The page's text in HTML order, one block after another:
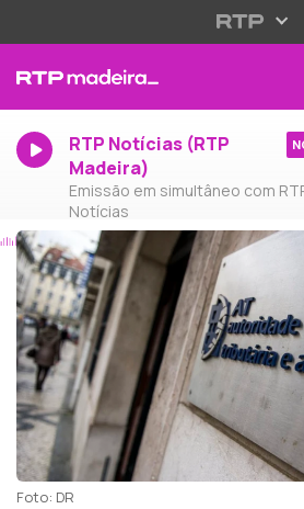
RTP Notícias (RTP
Madeira)
Emissão em simultâneo com
Notícias
Foto: DR